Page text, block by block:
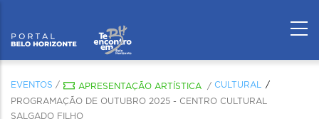
EVENTOS / APRESENTAÇÃO ARTÍSTICA / CULTURAL
PROGRAMAÇÃO DE OUTUBRO 2025 - CENTRO CULTURAL
SALGADO FILHO